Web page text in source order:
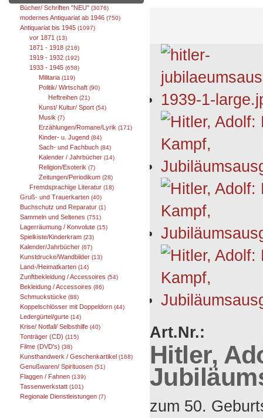
Bücher/ Schriften "NEU" (3076)
modernes Antiquariat ab 1946 (750)
Antiquariat bis 1945 (1097)
vor 1871 (13)
1871 - 1918 (216)
1919 - 1932 (192)
1933 - 1945 (658)
Militaria (119)
Politik/ Wirtschaft (90)
Heftreihen (21)
Kunst/ Kultur/ Sport (54)
Musik (7)
Erzählungen/Romane/Lyrik (171)
Kinder- u. Jugend (84)
Sach- und Fachbuch (84)
Kalender / Jahrbücher (14)
Religion/Esoterik (7)
Zeitungen/Periodikum (28)
Fremdsprachige Literatur (18)
Gruß- und Trauerkarten (40)
Buchschutz und Reparatur (1)
Sammeln und Seltenes (751)
Lagerräumung / Konvolute (15)
Spielkiste/Kinderkram (23)
Kalender/Jahrbücher (67)
Kunstdrucke/Wandbilder (13)
Land-/Heimatkarten (14)
Zunftbekleidung / Accessoires (54)
Bekleidung / Accessoires (86)
Schmuckstücke (88)
Koppelschlösser mit Doppeldorn (44)
Ledergürtel/gurte (14)
Krise/ Notfall/ Selbsthilfe (40)
Tonträger (CD) (115)
Filme (DVD's) (38)
Kunsthandwerk / Geschenkartikel (168)
Genußwaren/ Spirituosen (51)
Flaggen / Fahnen (139)
Tassenwerkstatt (101)
Regionale Dienstleistungen (7)
Art.Nr.:
Hitler,
zum 50.